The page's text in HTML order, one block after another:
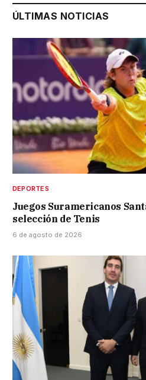
ÚLTIMAS NOTICIAS
DEPORTES
Juegos Suramericanos
selección de Tenis
6 de agosto de 2026